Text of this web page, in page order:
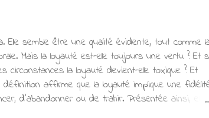
semble être une qualité évidente, tout comme
Mais la loyauté est-elle toujours une vertu ? Et
la loyauté devient-elle toxique ? Et
affirme que la loyauté implique une
d'abandonner ou de trahir. Présentée ainsi, elle